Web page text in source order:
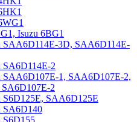
Isuzu 6BG1
3D, SAA6D114E-
2
1, SAA6D107E-2,
2
SAA6D125E